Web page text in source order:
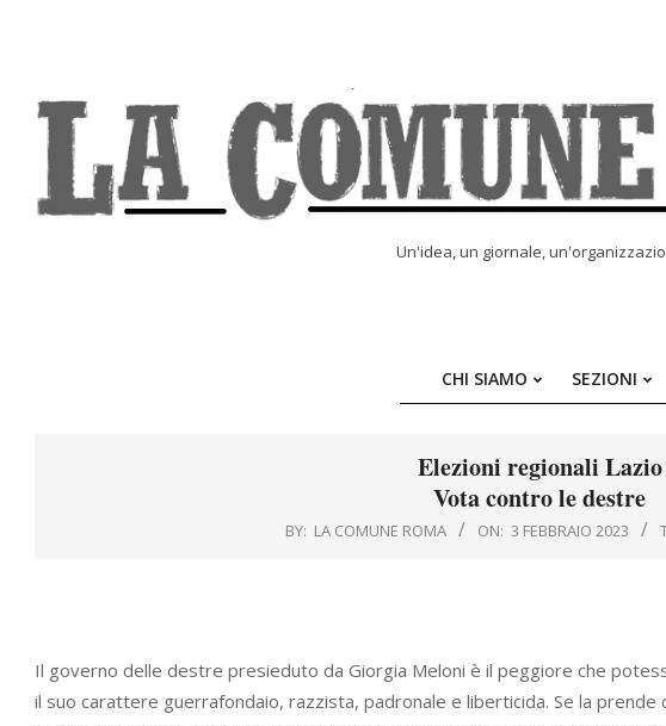
Un'idea, un giornale,
CHI SIAMO SEZIONI
Elezioni regionali Lazio
Vota contro le destre
BY: LA COMUNE ROMA ON: 3 FEBBRAIO 2023
Il governo delle destre presieduto da Giorgia Meloni è il peggiore che
il suo carattere guerrafondaio, razzista, padronale e liberticida. Se la prende